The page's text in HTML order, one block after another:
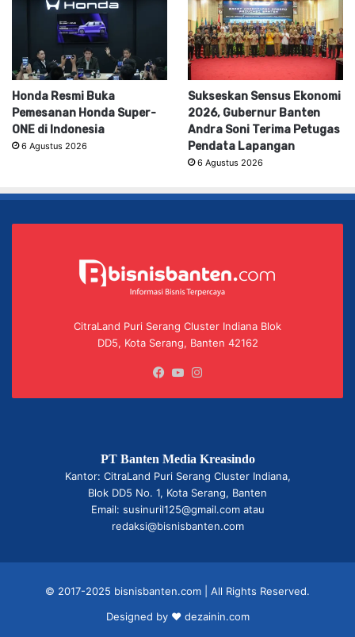
Honda Resmi Buka
Pemesanan Honda Super-
ONE di Indonesia
6 Agustus 2026
Sukseskan Sensus Ekonomi
2026, Gubernur Banten
Andra Soni Terima Petugas
Pendata Lapangan
6 Agustus 2026
CitraLand Puri Serang Cluster Indiana Blok
DD5, Kota Serang, Banten 42162
Facebook
YouTube
PT Banten Media Kreasindo
Kantor: CitraLand Puri Serang Cluster Indiana,
Blok DD5 No. 1, Kota Serang, Banten
Email: susinuril125@gmail.com atau
redaksi@bisnisbanten.com
© 2017-2025 bisnisbanten.com | All Rights Reserved.
Designed by ❤ dezainin.com